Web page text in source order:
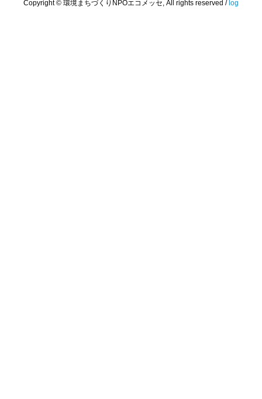
Copyright © 環境まちづくりNPOエコメッセ, All rights reserved / log